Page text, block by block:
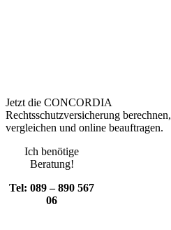
Jetzt die CONCORDIA
Rechtsschutzversicherung berechnen,
vergleichen und online beauftragen.
Ich benötige
Beratung!
Tel: 089 – 890 567
06